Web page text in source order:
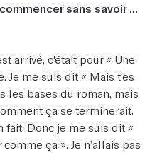
sans savoir ...
arrivé, c'était pour « Une
Je me suis dit « Mais t'es
les bases du roman, mais
ça se terminerait.
fait. Donc je me suis dit «
ça ». Je n’allais pas